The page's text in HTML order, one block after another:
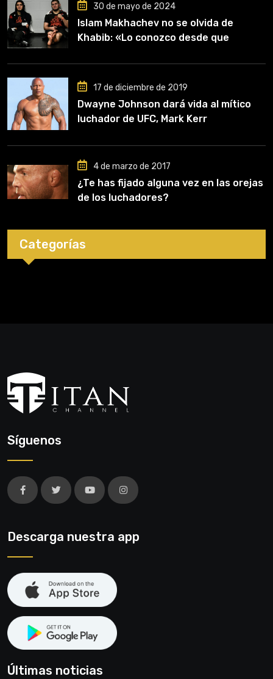
30 de mayo de 2024
Islam Makhachev no se olvida de
Khabib: «Lo conozco desde que
clave en mi carrera»
17 de diciembre de 2019
Dwayne Johnson dará vida al mítico
luchador de UFC, Mark Kerr
4 de marzo de 2017
¿Te has fijado alguna vez en las orejas
de los luchadores?
Categorías
Síguenos
Descarga nuestra app
Últimas noticias